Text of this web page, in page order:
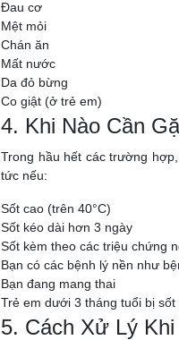
Đau cơ
Mệt mỏi
Chán ăn
Mất nước
Da đỏ bừng
Co giật (ở trẻ em)
4. Khi Nào Cần
Trong hầu hết các trường
tức nếu:
Sốt cao (trên 40°C)
Sốt kéo dài hơn 3 ngày
Sốt kèm theo các triệu chứng
Bạn có các bệnh lý nền như
Bạn đang mang thai
Trẻ em dưới 3 tháng tuổi bị
5. Cách Xử Lý